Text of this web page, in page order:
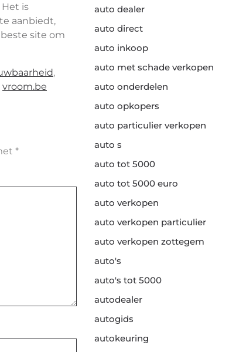
is
aanbiedt,
site om
,
vroom.be
*
auto dealer
auto direct
auto inkoop
auto met schade verkopen
auto onderdelen
auto opkopers
auto particulier verkopen
auto s
auto tot 5000
auto tot 5000 euro
auto verkopen
auto verkopen particulier
auto verkopen zottegem
auto's
auto's tot 5000
autodealer
autogids
autokeuring